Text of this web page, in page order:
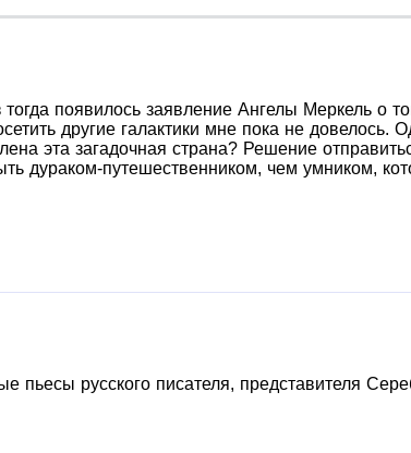
появилось заявление Ангелы Меркель о
другие галактики мне пока не довелось.
эта загадочная страна? Решение
дураком-путешественником, чем умником,
русского писателя, представителя